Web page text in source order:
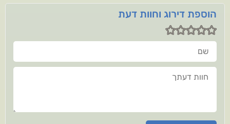
הוספת דירוג וחוות דעת
שם
חוות דעתך